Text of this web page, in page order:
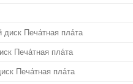
диск Печа́тная пла́та
Печа́тная пла́та
Печа́тная пла́та